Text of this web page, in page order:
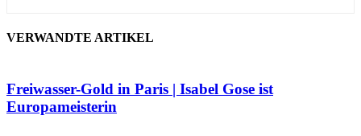
VERWANDTE ARTIKEL
Freiwasser-Gold in Paris | Isabel Gose ist
Europameisterin